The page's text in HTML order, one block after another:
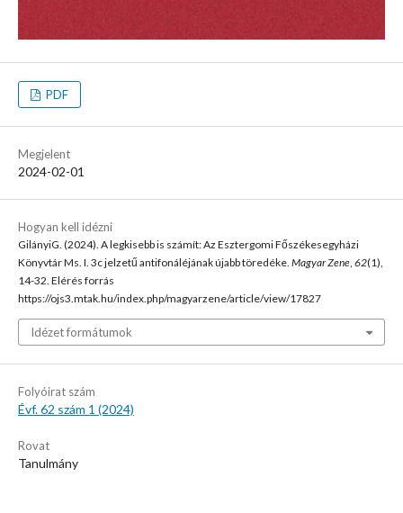
PDF
Megjelent
2024-02-01
Hogyan kell idézni
GilányiG. (2024). A legkisebb is számít: Az Esztergomi Főszékesegyházi
Könyvtár Ms. I. 3c jelzetű antifonáléjának újabb töredéke. Magyar Zene 62(1),
14-32. Elérés forrás
https://ojs3.mtak.hu/index.php/magyarzene/article/view/17827
Idézet formátumok
Folyóirat szám
Évf. 62 szám 1 (2024)
Rovat
Tanulmány